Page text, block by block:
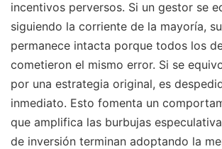
incentivos perversos. Si un gestor se
siguiendo la corriente de la mayoría,
permanece intacta porque todos los
cometieron el mismo error. Si se
por una estrategia original, es
inmediato. Esto fomenta un
que amplifica las burbujas
de inversión terminan adoptando la